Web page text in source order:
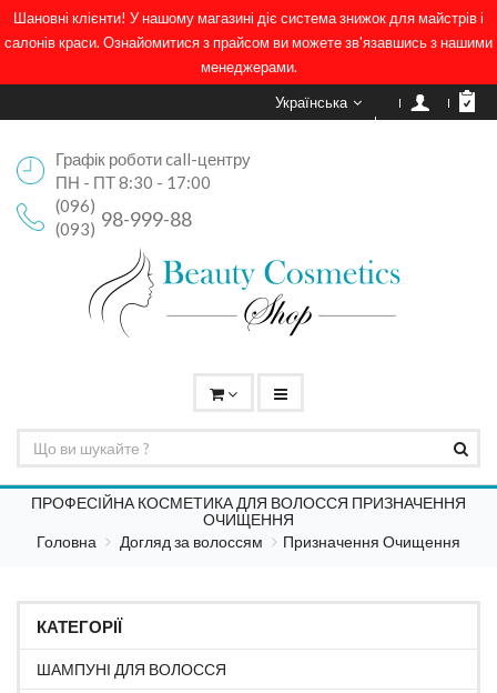
Шановні клієнти! У нашому магазині діє система знижок для майстрів і
салонів краси. Ознайомитися з прайсом ви можете зв'язавшись з нашими
менеджерами.
Українська
Графік роботи call-центру
ПН - ПТ 8:30 - 17:00
(096)
98-999-88
(093)
ПРОФЕСІЙНА КОСМЕТИКА ДЛЯ ВОЛОССЯ ПРИЗНАЧЕННЯ
ОЧИЩЕННЯ
Головна
Догляд за волоссям Призначення Очищення
КАТЕГОРІЇ
ШАМПУНІ ДЛЯ ВОЛОССЯ